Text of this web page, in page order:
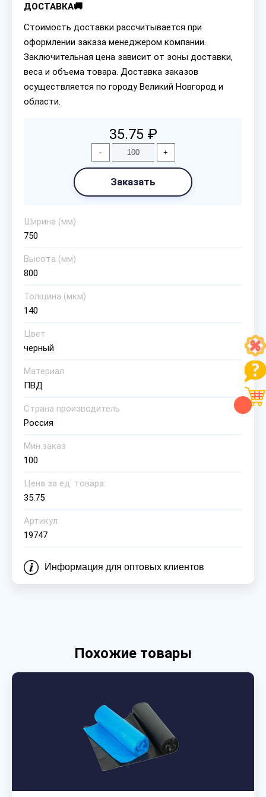
ДОСТАВКА🚚
Стоимость доставки рассчитывается при
оформлении заказа менеджером компании.
Заключительная цена зависит от зоны доставки,
веса и объема товара. Доставка заказов
осуществляется по городу Великий Новгород и
области.
35.75 ₽
- +
Заказать
Ширина (мм)
750
Высота (мм)
800
Толщина (мкм)
140
Цвет
черный
Материал
ПВД
Страна производитель
Россия
Мин.заказ
100
Цена за ед. товара:
35.75
Артикул:
19747
Информация для оптовых клиентов
Похожие товары